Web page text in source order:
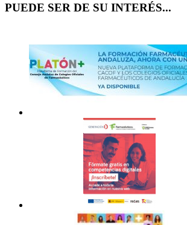
PUEDE SER DE SU INTERÉS...